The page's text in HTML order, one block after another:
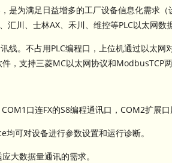
是为满足日益增多的工厂设备信息化需求
川、士林AX、禾川、维控等PLC以太网数
线。不占用PLC编程口，上位机通过以太网
，支持三菱MC以太网协议和ModbusTCP两
口连FX的S8编程通讯口，COM2扩展口
可对设备进行参数设置和运行诊断。
大数据量通讯的需求。